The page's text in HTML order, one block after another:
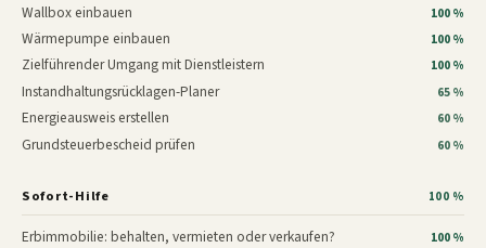
Wallbox einbauen 100 %
Wärmepumpe einbauen 100 %
Zielführender Umgang mit Dienstleistern 100 %
Instandhaltungsrücklagen-Planer 65 %
Energieausweis erstellen 60 %
Grundsteuerbescheid prüfen 60 %
Sofort-Hilfe 100 %
Erbimmobilie: behalten, vermieten oder verkaufen? 100 %